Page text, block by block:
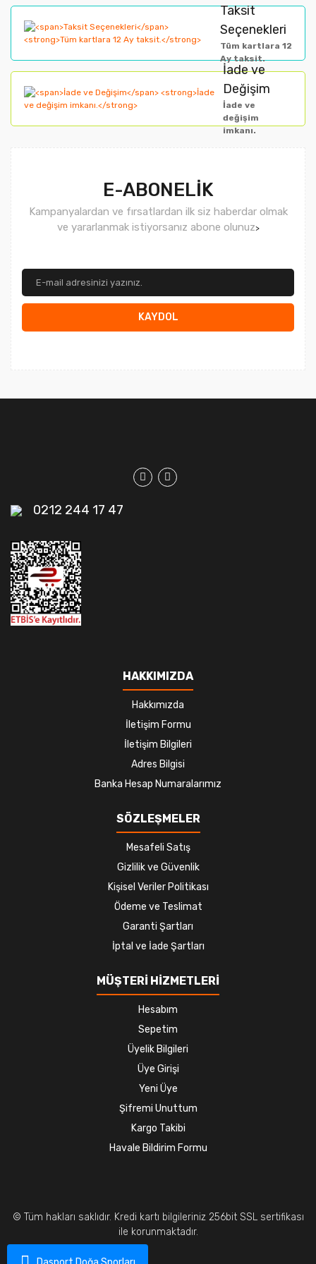
Bu ürüne benzer farklı alternatifler olmalı.
Taksit
Seçenekleri
Tüm kartlara 12
Ay taksit.
İade ve
Değişim
İade ve
değişim
imkanı.
E-ABONELİK
Kampanyalardan ve fırsatlardan ilk siz haberdar olmak
ve yararlanmak istiyorsanız abone olunuz>
KAYDOL
0212 244 17 47
HAKKIMIZDA
Hakkımızda
İletişim Formu
İletişim Bilgileri
Adres Bilgisi
Banka Hesap Numaralarımız
SÖZLEŞMELER
Mesafeli Satış
Gizlilik ve Güvenlik
Kişisel Veriler Politikası
Ödeme ve Teslimat
Garanti Şartları
İptal ve İade Şartları
MÜŞTERİ HİZMETLERİ
Hesabım
Sepetim
Üyelik Bilgileri
Üye Girişi
Yeni Üye
Şifremi Unuttum
Kargo Takibi
Havale Bildirim Formu
© Tüm hakları saklıdır. Kredi kartı bilgileriniz 256bit SSL sertifikası
ile korunmaktadır.